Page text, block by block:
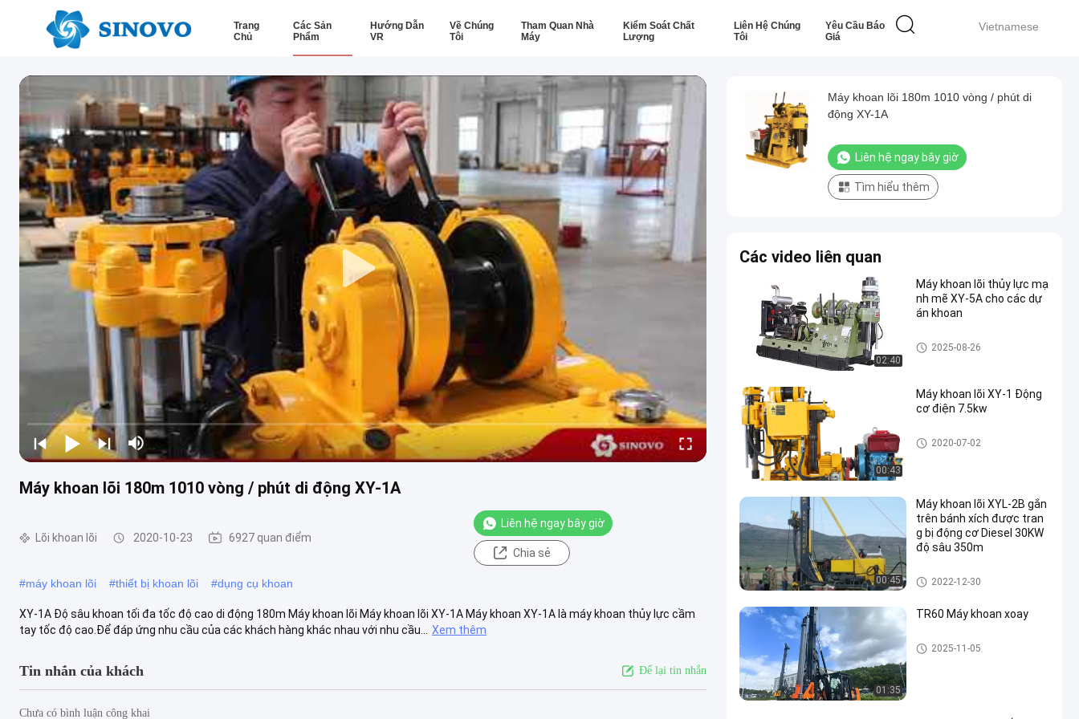
Vietnamese
Trang
Chủ
Các Sản
Phẩm
Hướng Dẫn
VR
Về Chúng
Tôi
Tham Quan Nhà
Máy
Kiểm Soát Chất
Lượng
Liên Hệ Chúng
Tôi
Yêu Cầu Báo
Giá
Máy khoan lõi 180m 1010 vòng / phút di động XY-1A
Lõi khoan lõi 2020-10-23 6927 quan điểm
Liên hệ ngay bây giờ
Chia sẻ
#máy khoan lõi #thiết bị khoan lõi #dụng cụ khoan
XY-1A Độ sâu khoan tối đa tốc độ cao di động 180m Máy khoan lõi Máy khoan lõi XY-1A Máy khoan XY-1A là máy khoan thủy lực cầm
tay tốc độ cao.Để đáp ứng nhu cầu của các khách hàng khác nhau với nhu cầu...
Xem thêm
Tin nhắn của khách Để lại tin nhắn
Chưa có bình luận công khai
Máy khoan lõi 180m 1010 vòng / phút di
động XY-1A
Liên hệ ngay bây giờ
Tìm hiểu thêm
Các video liên quan
02:40
Máy khoan lõi thủy lực mạ
nh mẽ XY-5A cho các dự
án khoan
Lõi khoan lõi
2025-08-26
00:43
Máy khoan lõi XY-1 Động
cơ điện 7.5kw
Lõi khoan lõi
2020-07-02
00:45
Máy khoan lõi XYL-2B gắn
trên bánh xích được tran
g bị động cơ Diesel 30KW
độ sâu 350m
Lõi khoan lõi
2022-12-30
01:35
TR60 Máy khoan xoay
Giàn khoan quay
2025-11-05